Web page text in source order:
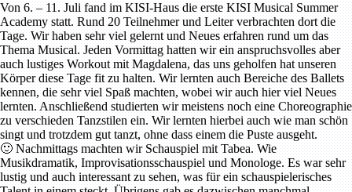
Von 6. – 11. Juli fand im KISI-Haus die erste KISI Musical Summer
Academy statt. Rund 20 Teilnehmer und Leiter verbrachten dort die
Tage. Wir haben sehr viel gelernt und Neues erfahren rund um das
Thema Musical. Jeden Vormittag hatten wir ein anspruchsvolles aber
auch lustiges Workout mit Magdalena, das uns geholfen hat unseren
Körper diese Tage fit zu halten. Wir lernten auch Bereiche des Ballets
kennen, die sehr viel Spaß machten, wobei wir auch hier viel Neues
lernten. Anschließend studierten wir meistens noch eine Choreographie
zu verschieden Tanzstilen ein. Wir lernten hierbei auch wie man schön
singt und trotzdem gut tanzt, ohne dass einem die Puste ausgeht.
🙂 Nachmittags machten wir Schauspiel mit Tabea. Wie
Musikdramatik, Improvisationsschauspiel und Monologe. Es war sehr
lustig und auch interessant zu sehen, was für ein schauspielerisches